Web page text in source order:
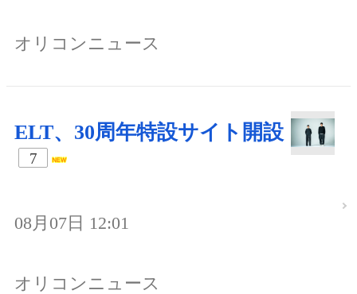
オリコンニュース
ELT、30周年特設サイト開設
7
08月07日 12:01
オリコンニュース